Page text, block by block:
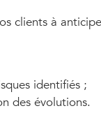
clients à
identifiés ;
des évolutions.